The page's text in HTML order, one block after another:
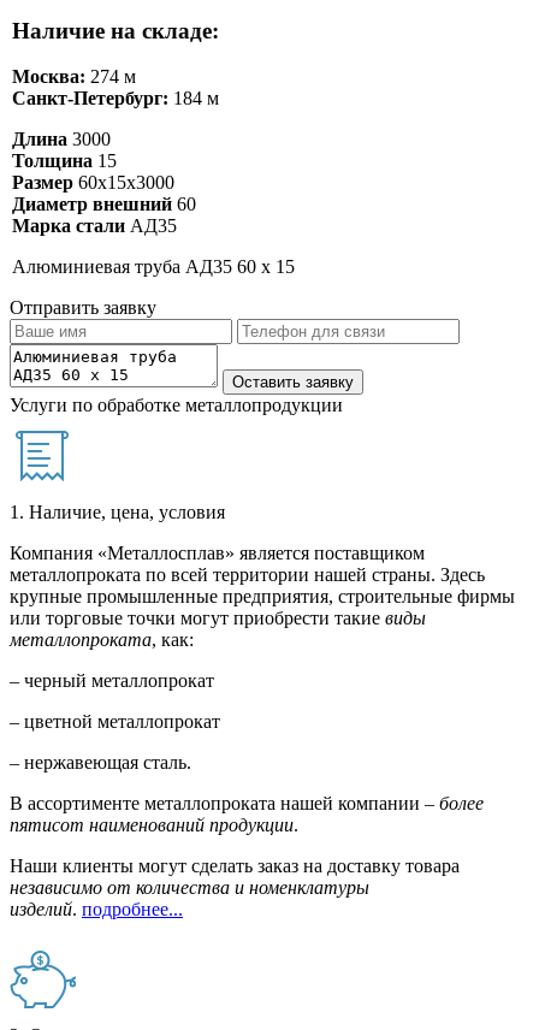
Наличие на складе:
Москва: 274 м
Санкт-Петербург: 184 м
Длина 3000
Толщина 15
Размер 60х15х3000
Диаметр внешний 60
Марка стали АД35
Алюминиевая труба АД35 60 х 15
Отправить заявку
Услуги по обработке металлопродукции
1. Наличие, цена, условия
Компания «Металлосплав» является поставщиком
металлопроката по всей территории нашей страны. Здесь
крупные промышленные предприятия, строительные фирмы
или торговые точки могут приобрести такие виды
металлопроката, как:
– черный металлопрокат
– цветной металлопрокат
– нержавеющая сталь.
В ассортименте металлопроката нашей компании – более
пятисот наименований продукции.
Наши клиенты могут сделать заказ на доставку товара
независимо от количества и номенклатуры
изделий. подробнее...